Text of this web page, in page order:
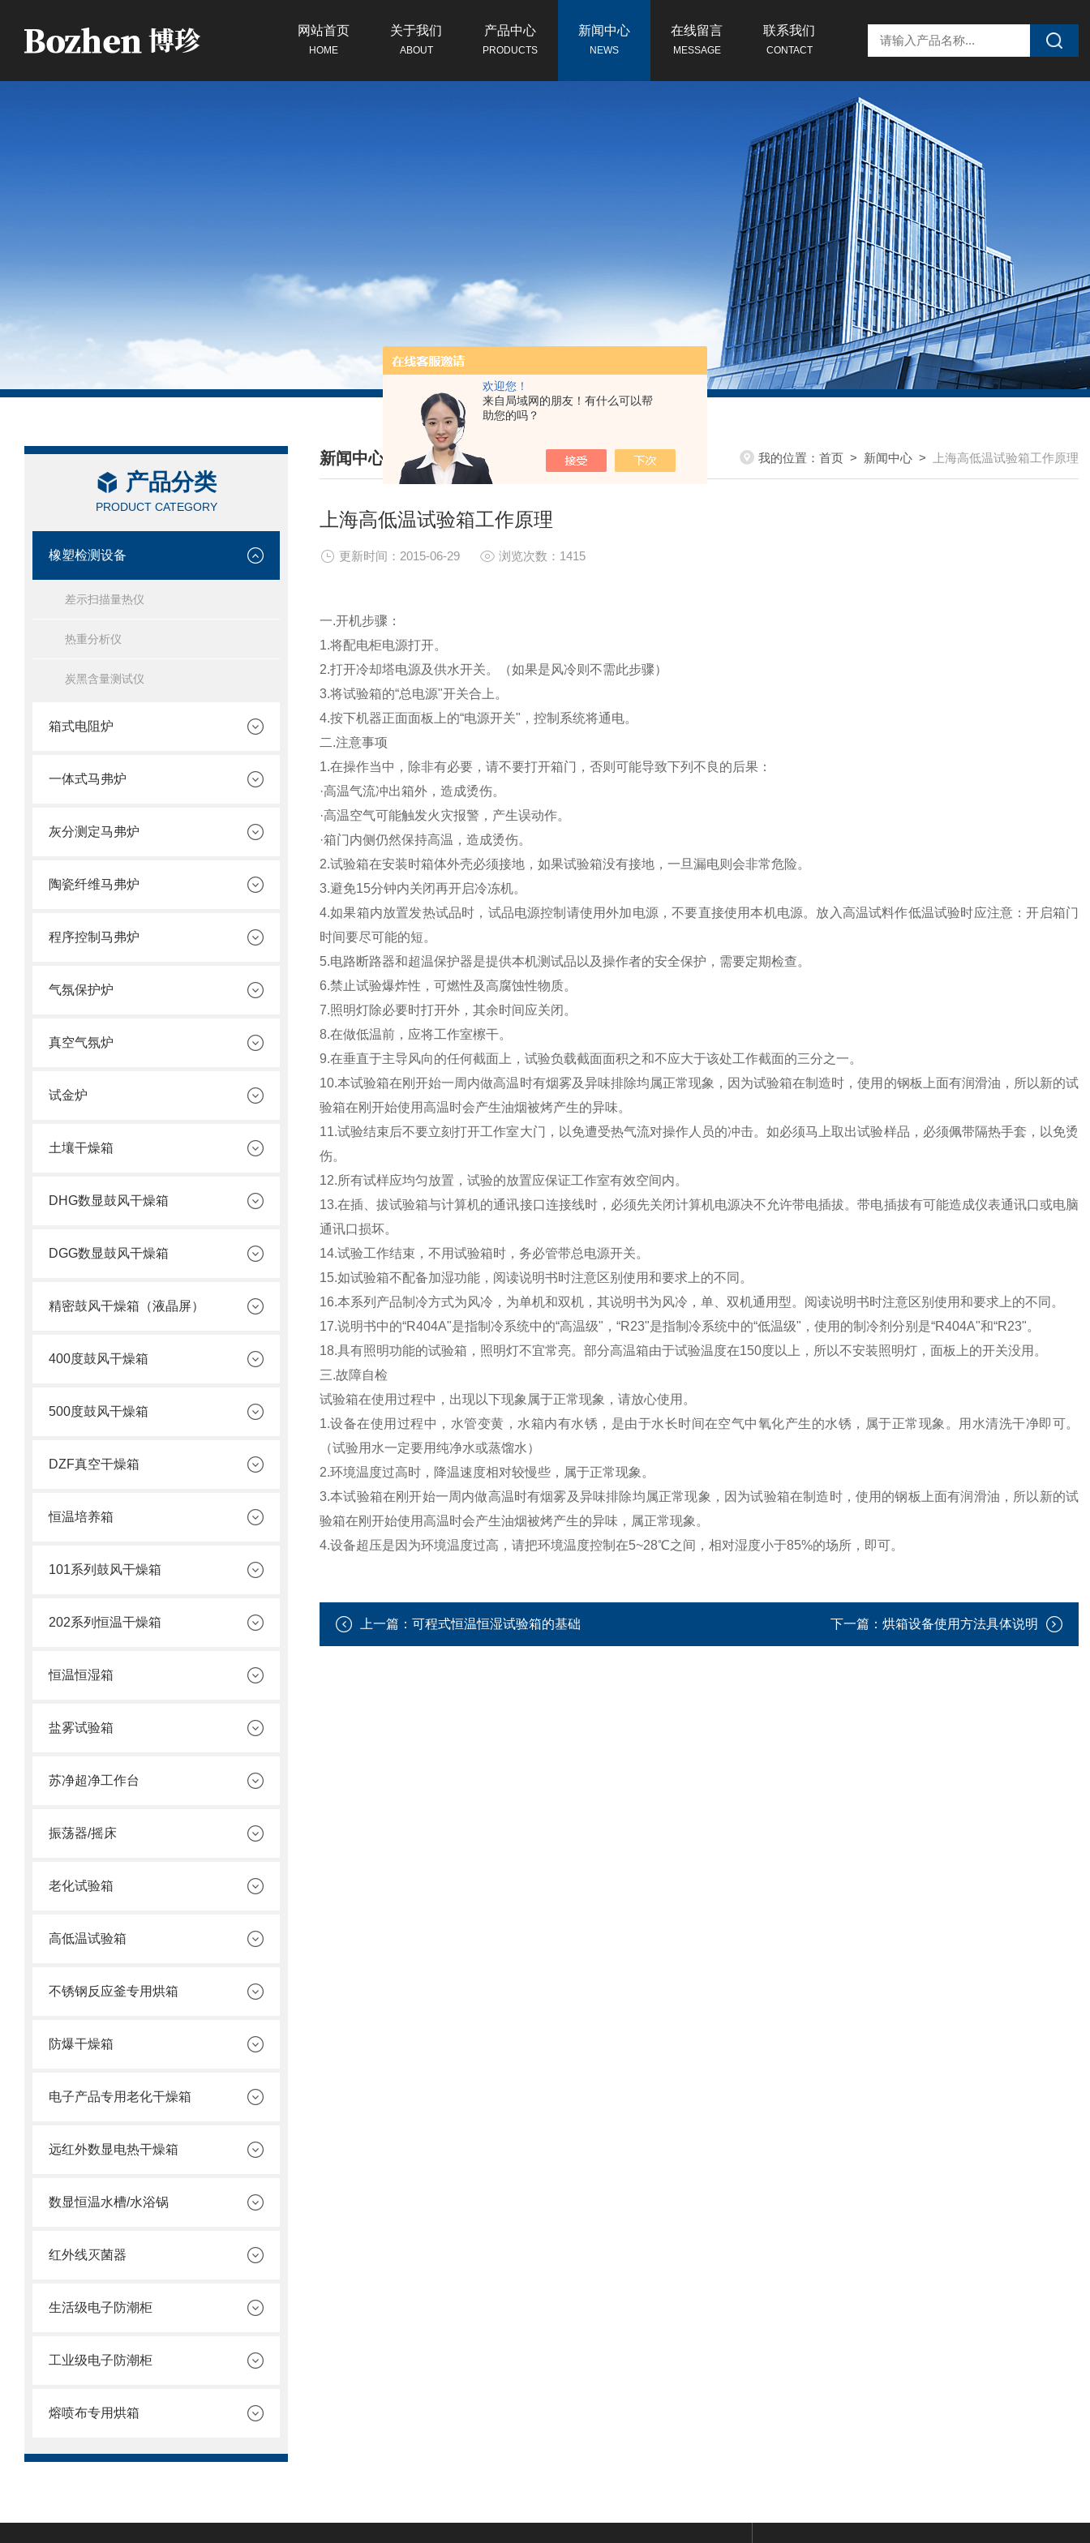
欢迎您！
来自局域网的朋友！有什么可以帮
助您的吗？
网站首页
HOME
关于我们
ABOUT
产品中心
PRODUCTS
新闻中心
NEWS
在线留言
MESSAGE
联系我们
CONTACT
产品分类
PRODUCT CATEGORY
橡塑检测设备
差示扫描量热仪
热重分析仪
炭黑含量测试仪
箱式电阻炉
一体式马弗炉
灰分测定马弗炉
陶瓷纤维马弗炉
程序控制马弗炉
气氛保护炉
真空气氛炉
试金炉
土壤干燥箱
DHG数显鼓风干燥箱
DGG数显鼓风干燥箱
精密鼓风干燥箱（液晶屏）
400度鼓风干燥箱
500度鼓风干燥箱
DZF真空干燥箱
恒温培养箱
101系列鼓风干燥箱
202系列恒温干燥箱
恒温恒湿箱
盐雾试验箱
苏净超净工作台
振荡器/摇床
老化试验箱
高低温试验箱
不锈钢反应釜专用烘箱
防爆干燥箱
电子产品专用老化干燥箱
远红外数显电热干燥箱
数显恒温水槽/水浴锅
红外线灭菌器
生活级电子防潮柜
工业级电子防潮柜
熔喷布专用烘箱
新闻中心
/ NEWS CENTER
我的位置： 首页 > 新闻中心 > 上海高低温试验箱工作原理
上海高低温试验箱工作原理
更新时间：2015-06-29 浏览次数：1415
一.开机步骤：
1.将配电柜电源打开。
2.打开冷却塔电源及供水开关。（如果是风冷则不需此步骤）
3.将试验箱的“总电源"开关合上。
4.按下机器正面面板上的“电源开关"，控制系统将通电。
二.注意事项
1.在操作当中，除非有必要，请不要打开箱门，否则可能导致下列不良的后果：
·高温气流冲出箱外，造成烫伤。
·高温空气可能触发火灾报警，产生误动作。
·箱门内侧仍然保持高温，造成烫伤。
2.试验箱在安装时箱体外壳必须接地，如果试验箱没有接地，一旦漏电则会非常危险。
3.避免15分钟内关闭再开启冷冻机。
4.如果箱内放置发热试品时，试品电源控制请使用外加电源，不要直接使用本机电源。放入高温试料作低温试验时应注意：开启箱门
时间要尽可能的短。
5.电路断路器和超温保护器是提供本机测试品以及操作者的安全保护，需要定期检查。
6.禁止试验爆炸性，可燃性及高腐蚀性物质。
7.照明灯除必要时打开外，其余时间应关闭。
8.在做低温前，应将工作室檫干。
9.在垂直于主导风向的任何截面上，试验负载截面面积之和不应大于该处工作截面的三分之一。
10.本试验箱在刚开始一周内做高温时有烟雾及异味排除均属正常现象，因为试验箱在制造时，使用的钢板上面有润滑油，所以新的试
验箱在刚开始使用高温时会产生油烟被烤产生的异味。
11.试验结束后不要立刻打开工作室大门，以免遭受热气流对操作人员的冲击。如必须马上取出试验样品，必须佩带隔热手套，以免烫
伤。
12.所有试样应均匀放置，试验的放置应保证工作室有效空间内。
13.在插、拔试验箱与计算机的通讯接口连接线时，必须先关闭计算机电源决不允许带电插拔。带电插拔有可能造成仪表通讯口或电脑
通讯口损坏。
14.试验工作结束，不用试验箱时，务必管带总电源开关。
15.如试验箱不配备加湿功能，阅读说明书时注意区别使用和要求上的不同。
16.本系列产品制冷方式为风冷，为单机和双机，其说明书为风冷，单、双机通用型。阅读说明书时注意区别使用和要求上的不同。
17.说明书中的“R404A"是指制冷系统中的“高温级"，“R23"是指制冷系统中的“低温级"，使用的制冷剂分别是“R404A"和“R23"。
18.具有照明功能的试验箱，照明灯不宜常亮。部分高温箱由于试验温度在150度以上，所以不安装照明灯，面板上的开关没用。
三.故障自检
试验箱在使用过程中，出现以下现象属于正常现象，请放心使用。
1.设备在使用过程中，水管变黄，水箱内有水锈，是由于水长时间在空气中氧化产生的水锈，属于正常现象。用水清洗干净即可。
（试验用水一定要用纯净水或蒸馏水）
2.环境温度过高时，降温速度相对较慢些，属于正常现象。
3.本试验箱在刚开始一周内做高温时有烟雾及异味排除均属正常现象，因为试验箱在制造时，使用的钢板上面有润滑油，所以新的试
验箱在刚开始使用高温时会产生油烟被烤产生的异味，属正常现象。
4.设备超压是因为环境温度过高，请把环境温度控制在5~28℃之间，相对湿度小于85%的场所，即可。
上一篇： 可程式恒温恒湿试验箱的基础 下一篇： 烘箱设备使用方法具体说明